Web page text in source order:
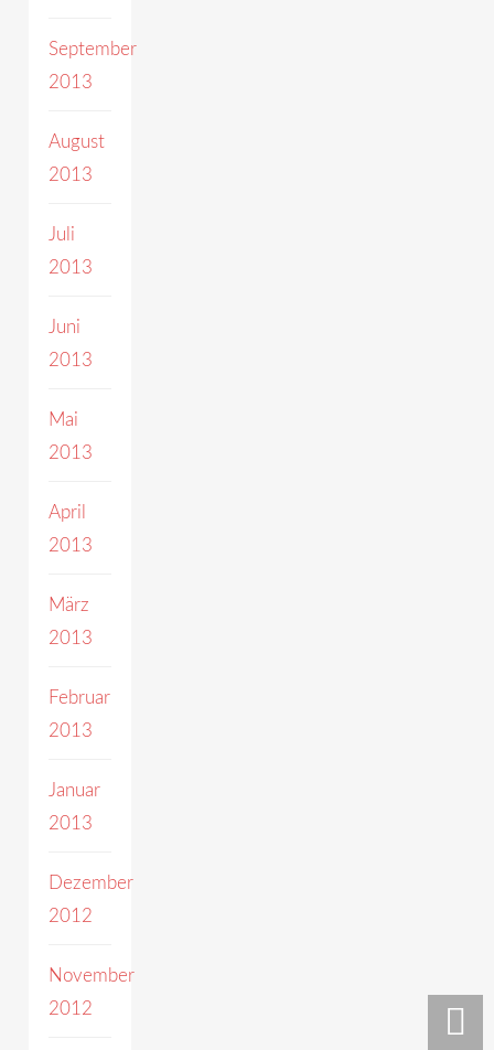
September
2013
August
2013
Juli
2013
Juni
2013
Mai
2013
April
2013
März
2013
Februar
2013
Januar
2013
Dezember
2012
November
2012